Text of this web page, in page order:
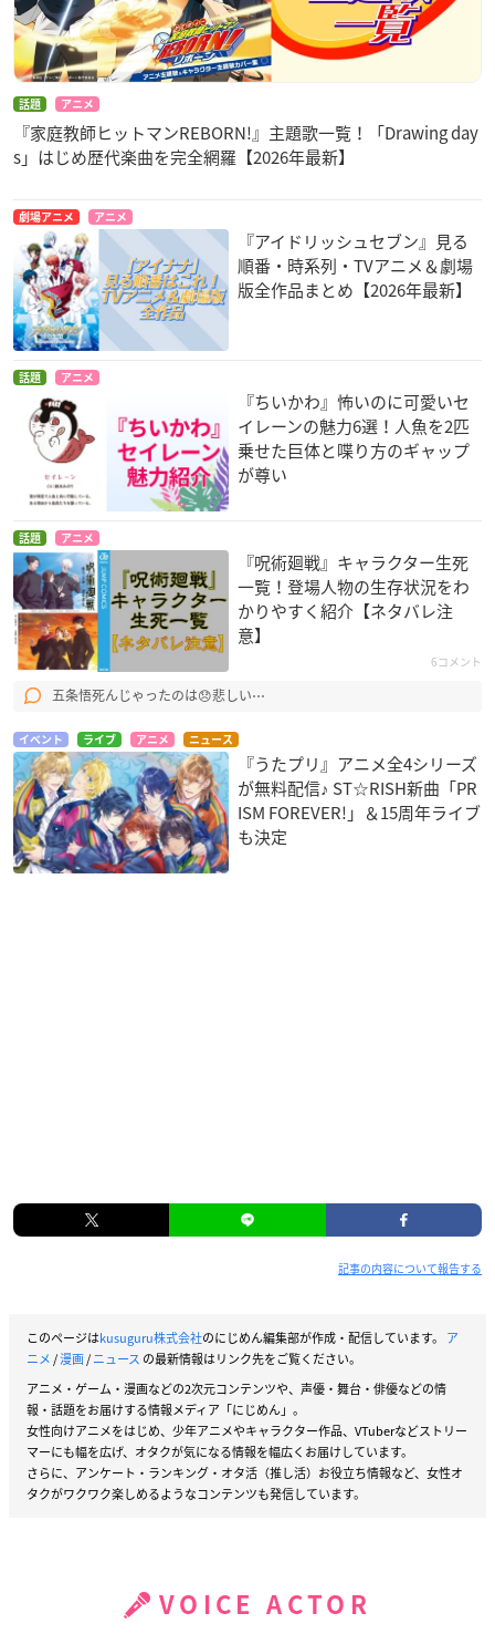
話題 アニメ
『家庭教師ヒットマンREBORN!』主題歌一覧！「Drawing day
s」はじめ歴代楽曲を完全網羅【2026年最新】
劇場アニメ アニメ
『アイドリッシュセブン』見る
順番・時系列・TVアニメ＆劇場
版全作品まとめ【2026年最新】
話題 アニメ
『ちいかわ』怖いのに可愛いセ
イレーンの魅力6選！人魚を2匹
乗せた巨体と喋り方のギャップ
が尊い
話題 アニメ
『呪術廻戦』キャラクター生死
一覧！登場人物の生存状況をわ
かりやすく紹介【ネタバレ注
意】
6コメント
五条悟死んじゃったのは😞悲しい⋯
イベント ライブ アニメ ニュース
『うたプリ』アニメ全4シリーズ
が無料配信♪ ST☆RISH新曲「PR
ISM FOREVER!」＆15周年ライブ
も決定
記事の内容について報告する
このページはkusuguru株式会社のにじめん編集部が作成・配信しています。 ア
ニメ/漫画/ニュース の最新情報はリンク先をご覧ください。
アニメ・ゲーム・漫画などの2次元コンテンツや、声優・舞台・俳優などの情
報・話題をお届けする情報メディア「にじめん」。
女性向けアニメをはじめ、少年アニメやキャラクター作品、VTuberなどストリー
マーにも幅を広げ、オタクが気になる情報を幅広くお届けしています。
さらに、アンケート・ランキング・オタ活（推し活）お役立ち情報など、女性オ
タクがワクワク楽しめるようなコンテンツも発信しています。
VOICE ACTOR